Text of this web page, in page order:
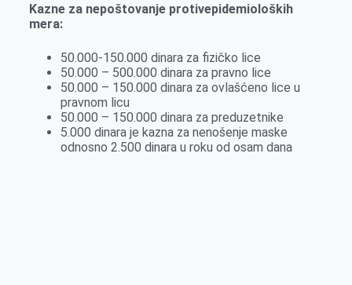
Kazne za nepoštovanje protivepidemioloških
mera:
50.000-150.000 dinara za fizičko lice
50.000 – 500.000 dinara za pravno lice
50.000 – 150.000 dinara za ovlašćeno lice u
pravnom licu
50.000 – 150.000 dinara za preduzetnike
5.000 dinara je kazna za nenošenje maske
odnosno 2.500 dinara u roku od osam dana